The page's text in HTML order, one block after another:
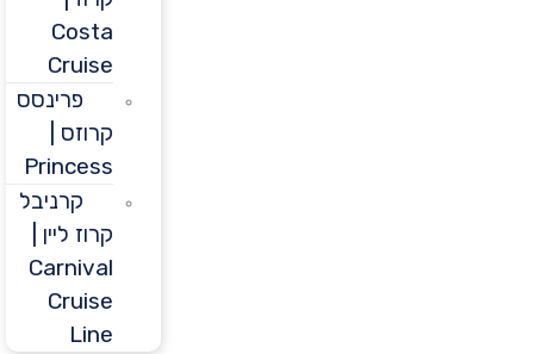
Costa
Cruise
פרינסס
קרוזס |
Princess
קרניבל
קרוז ליין |
Carnival
Cruise